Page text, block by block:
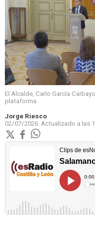
El Alcalde, Carlo García
plataforma
Jorge Riesco
02/07/2026. Actualizado a las